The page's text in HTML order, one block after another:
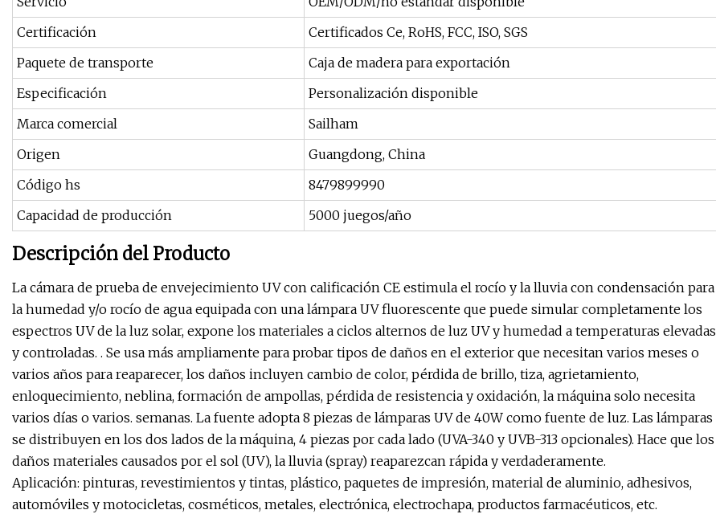
Certificación
Certificados Ce, RoHS, FCC, ISO, SGS
Paquete de transporte
Caja de madera para exportación
Especificación
Personalización disponible
Marca comercial
Sailham
Origen
Guangdong, China
Código hs
8479899990
Capacidad de producción
5000 juegos/año
Descripción del Producto
La cámara de prueba de envejecimiento UV con calificación CE estimula el rocío y la lluvia con condensación para
la humedad y/o rocío de agua equipada con una lámpara UV fluorescente que puede simular completamente los
espectros UV de la luz solar, expone los materiales a ciclos alternos de luz UV y humedad a temperaturas elevadas
y controladas. . Se usa más ampliamente para probar tipos de daños en el exterior que necesitan varios meses o
varios años para reaparecer, los daños incluyen cambio de color, pérdida de brillo, tiza, agrietamiento,
enloquecimiento, neblina, formación de ampollas, pérdida de resistencia y oxidación, la máquina solo necesita
varios días o varios. semanas. La fuente adopta 8 piezas de lámparas UV de 40W como fuente de luz. Las lámparas
se distribuyen en los dos lados de la máquina, 4 piezas por cada lado (UVA-340 y UVB-313 opcionales). Hace que los
daños materiales causados ​​por el sol (UV), la lluvia (spray) reaparezcan rápida y verdaderamente.
Aplicación: pinturas, revestimientos y tintas, plástico, paquetes de impresión, material de aluminio, adhesivos,
automóviles y motocicletas, cosméticos, metales, electrónica, electrochapa, productos farmacéuticos, etc.